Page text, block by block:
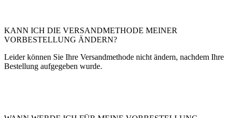
KANN ICH DIE VERSANDMETHODE MEINER
VORBESTELLUNG ÄNDERN?
Leider können Sie Ihre Versandmethode nicht ändern, nachdem Ihre
Bestellung aufgegeben wurde.